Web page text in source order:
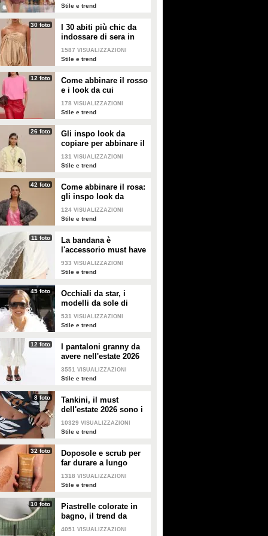
palloncino
Stile e trend
30 foto
I 30 abiti più chic da
indossare di sera in
estate
1587 VISUALIZZAZIONI
Stile e trend
12 foto
Come abbinare il rosso
e i look da cui
prendere ispirazione
178 VISUALIZZAZIONI
Stile e trend
26 foto
Gli inspo look da
copiare per abbinare il
giallo
131 VISUALIZZAZIONI
Stile e trend
42 foto
Come abbinare il rosa:
gli inspo look da
copiare
124 VISUALIZZAZIONI
Stile e trend
11 foto
La bandana è
l'accessorio must have
dell'estate 2026: i
modelli di tendenza
933 VISUALIZZAZIONI
Stile e trend
45 foto
Occhiali da star, i
modelli da sole di
tendenza per l'estate
2026
531 VISUALIZZAZIONI
Stile e trend
12 foto
I pantaloni granny da
avere nell'estate 2026
3551 VISUALIZZAZIONI
Stile e trend
8 foto
Tankini, il must
dell'estate 2026 sono i
costumi con la canotta
10329 VISUALIZZAZIONI
Stile e trend
32 foto
Doposole e scrub per
far durare a lungo
l'abbronzatura in estate
1318 VISUALIZZAZIONI
Stile e trend
10 foto
Piastrelle colorate in
bagno, il trend da
seguire in casa
4051 VISUALIZZAZIONI